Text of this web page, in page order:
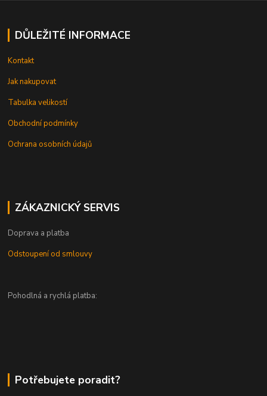
DŮLEŽITÉ INFORMACE
Kontakt
Jak nakupovat
Tabulka velikostí
Obchodní podmínky
Ochrana osobních údajů
ZÁKAZNICKÝ SERVIS
Doprava a platba
Odstoupení od smlouvy
Pohodlná a rychlá platba:
Potřebujete poradit?